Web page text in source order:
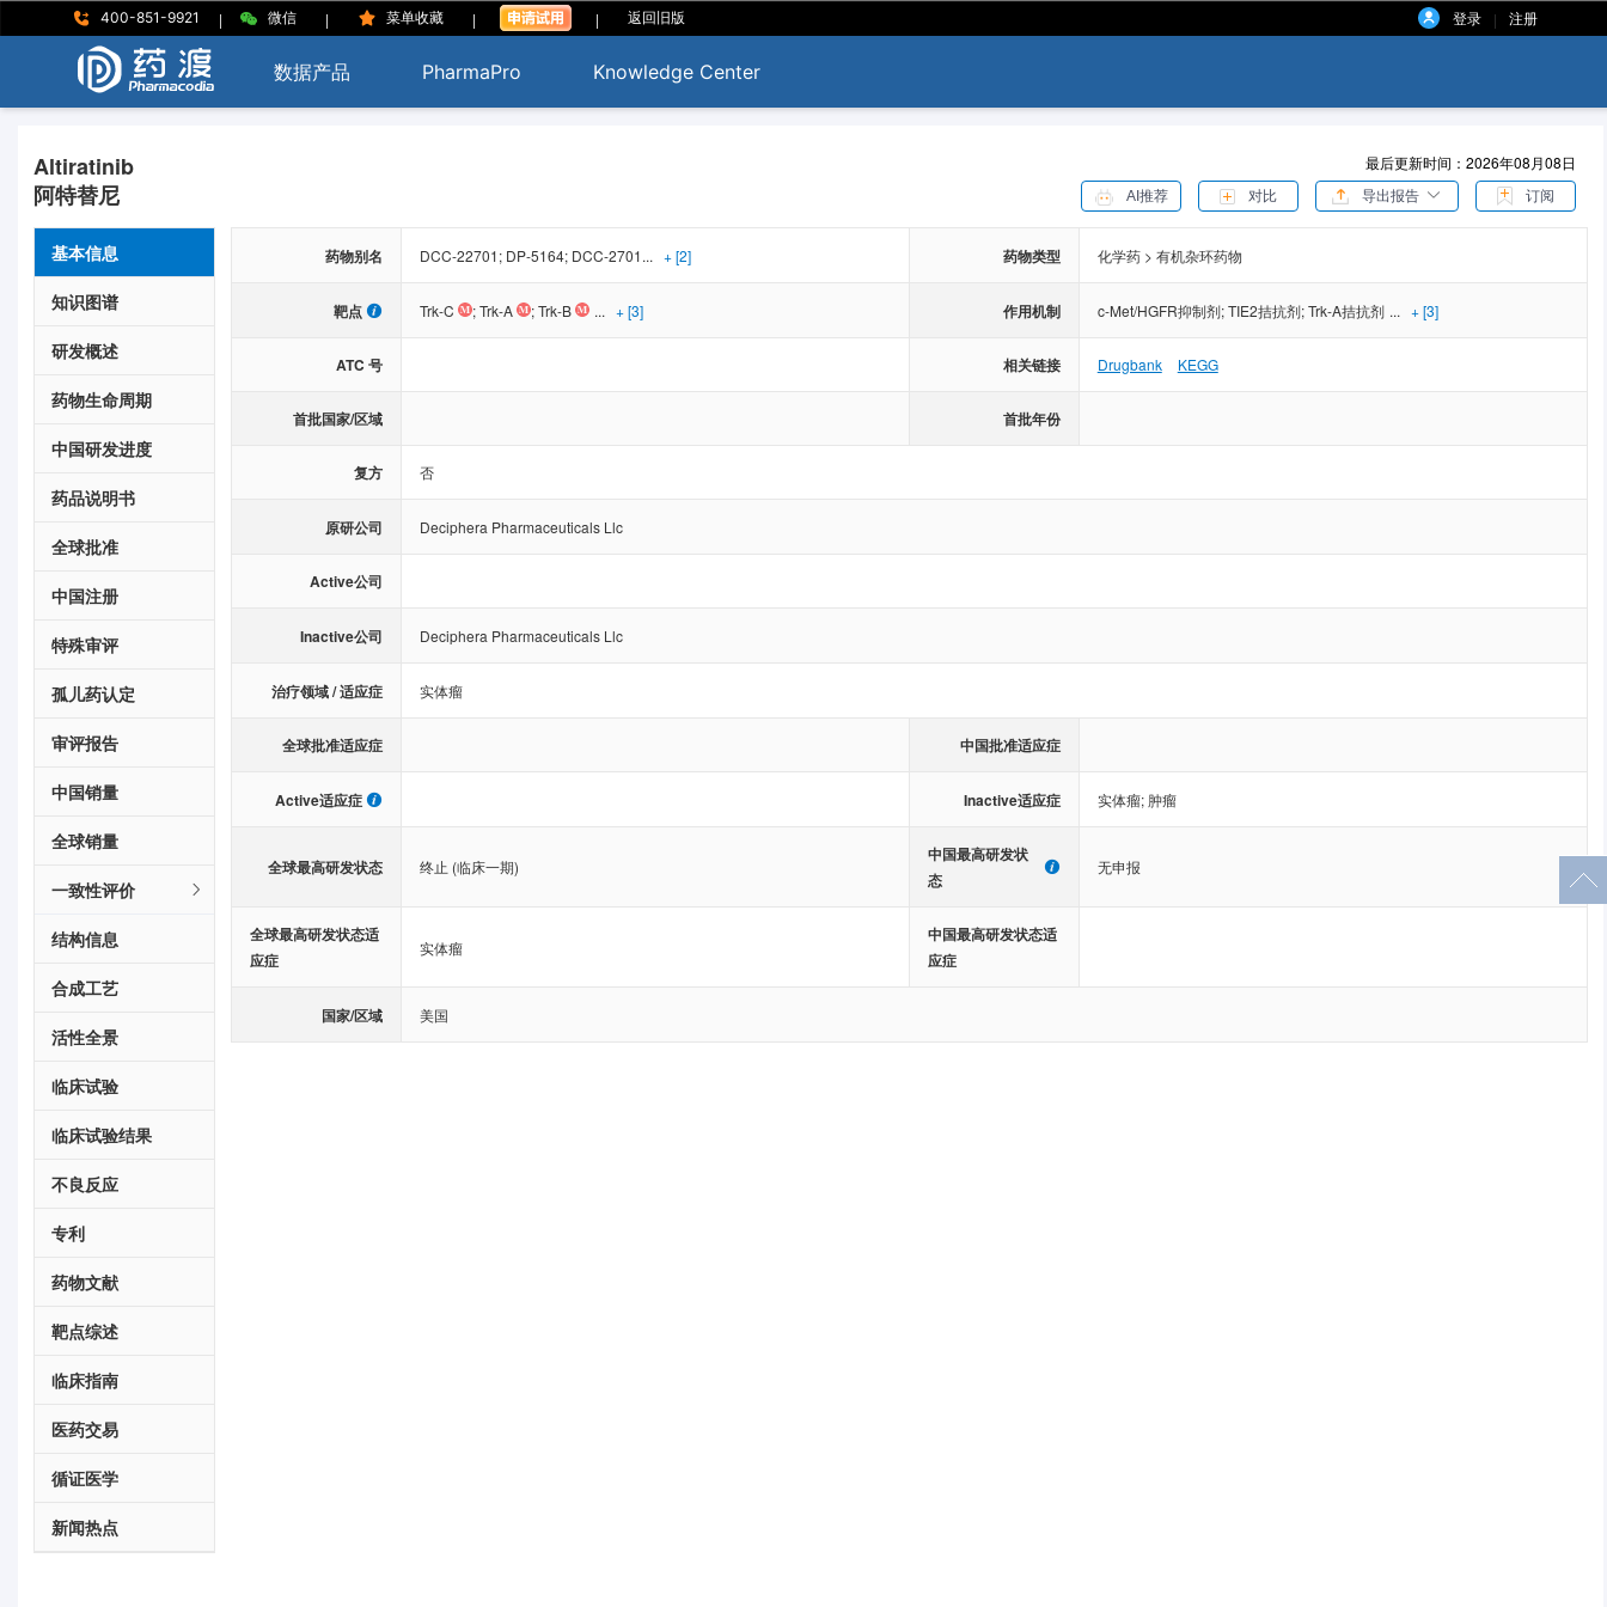
400-851-9921 | 微信 | 菜单收藏 | | 返回旧版 登录 | 注册
数据产品 PharmaPro Knowledge Center
Altiratinib
阿特替尼
最后更新时间：2026年08月08日
AI推荐 对比 导出报告 订阅
基本信息
知识图谱
研发概述
药物生命周期
中国研发进度
药品说明书
全球批准
中国注册
特殊审评
孤儿药认定
审评报告
中国销量
全球销量
一致性评价
结构信息
合成工艺
活性全景
临床试验
临床试验结果
不良反应
专利
药物文献
靶点综述
临床指南
医药交易
循证医学
新闻热点
药物别名 DCC-22701; DP-5164; DCC-2701... + [2] 药物类型 化学药 > 有机杂环药物
靶点 Trk-C ;Trk-A ;Trk-B ... + [3] 作用机制 c-Met/HGFR抑制剂;TIE2拮抗剂;Trk-A拮抗剂 ... + [3]
ATC 号 相关链接 Drugbank KEGG
首批国家/区域 首批年份
复方 否
原研公司 Deciphera Pharmaceuticals Llc
Active公司
Inactive公司 Deciphera Pharmaceuticals Llc
治疗领域 / 适应症 实体瘤
全球批准适应症 中国批准适应症
Active适应症 Inactive适应症 实体瘤; 肿瘤
全球最高研发状态 终止 (临床一期)
中国最高研发状
态
无申报
全球最高研发状态适
应症
实体瘤
中国最高研发状态适
应症
国家/区域 美国